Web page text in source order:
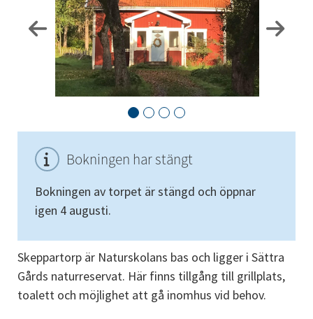
Bokningen har stängt
Bokningen av torpet är stängd och öppnar
igen 4 augusti.
Skeppartorp är Naturskolans bas och ligger i Sättra
Gårds naturreservat. Här finns tillgång till grillplats,
toalett och möjlighet att gå inomhus vid behov.